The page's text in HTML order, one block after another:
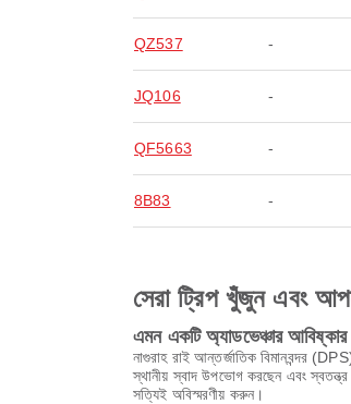
QZ537 -
JQ106 -
QF5663 -
8B83 -
সেরা ট্রিপ খুঁজুন এবং
এমন একটি অ্যাডভেঞ্চার
নাগুরাহ রাই আন্তর্জাতিক বিমানবন্দর
স্থানীয় স্বাদ উপভোগ করছেন এবং
সত্যিই অবিস্মরণীয় করুন।